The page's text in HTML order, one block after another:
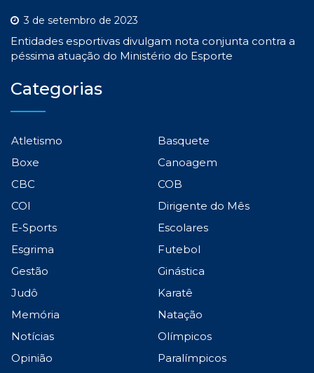
3 de setembro de 2023
Entidades esportivas divulgam nota conjunta contra a
péssima atuação do Ministério do Esporte
Categorias
Atletismo
Basquete
Boxe
Canoagem
CBC
COB
COI
Dirigente do Mês
E-Sports
Escolares
Esgrima
Futebol
Gestão
Ginástica
Judô
Karatê
Memória
Natação
Notícias
Olímpicos
Opinião
Paralímpicos